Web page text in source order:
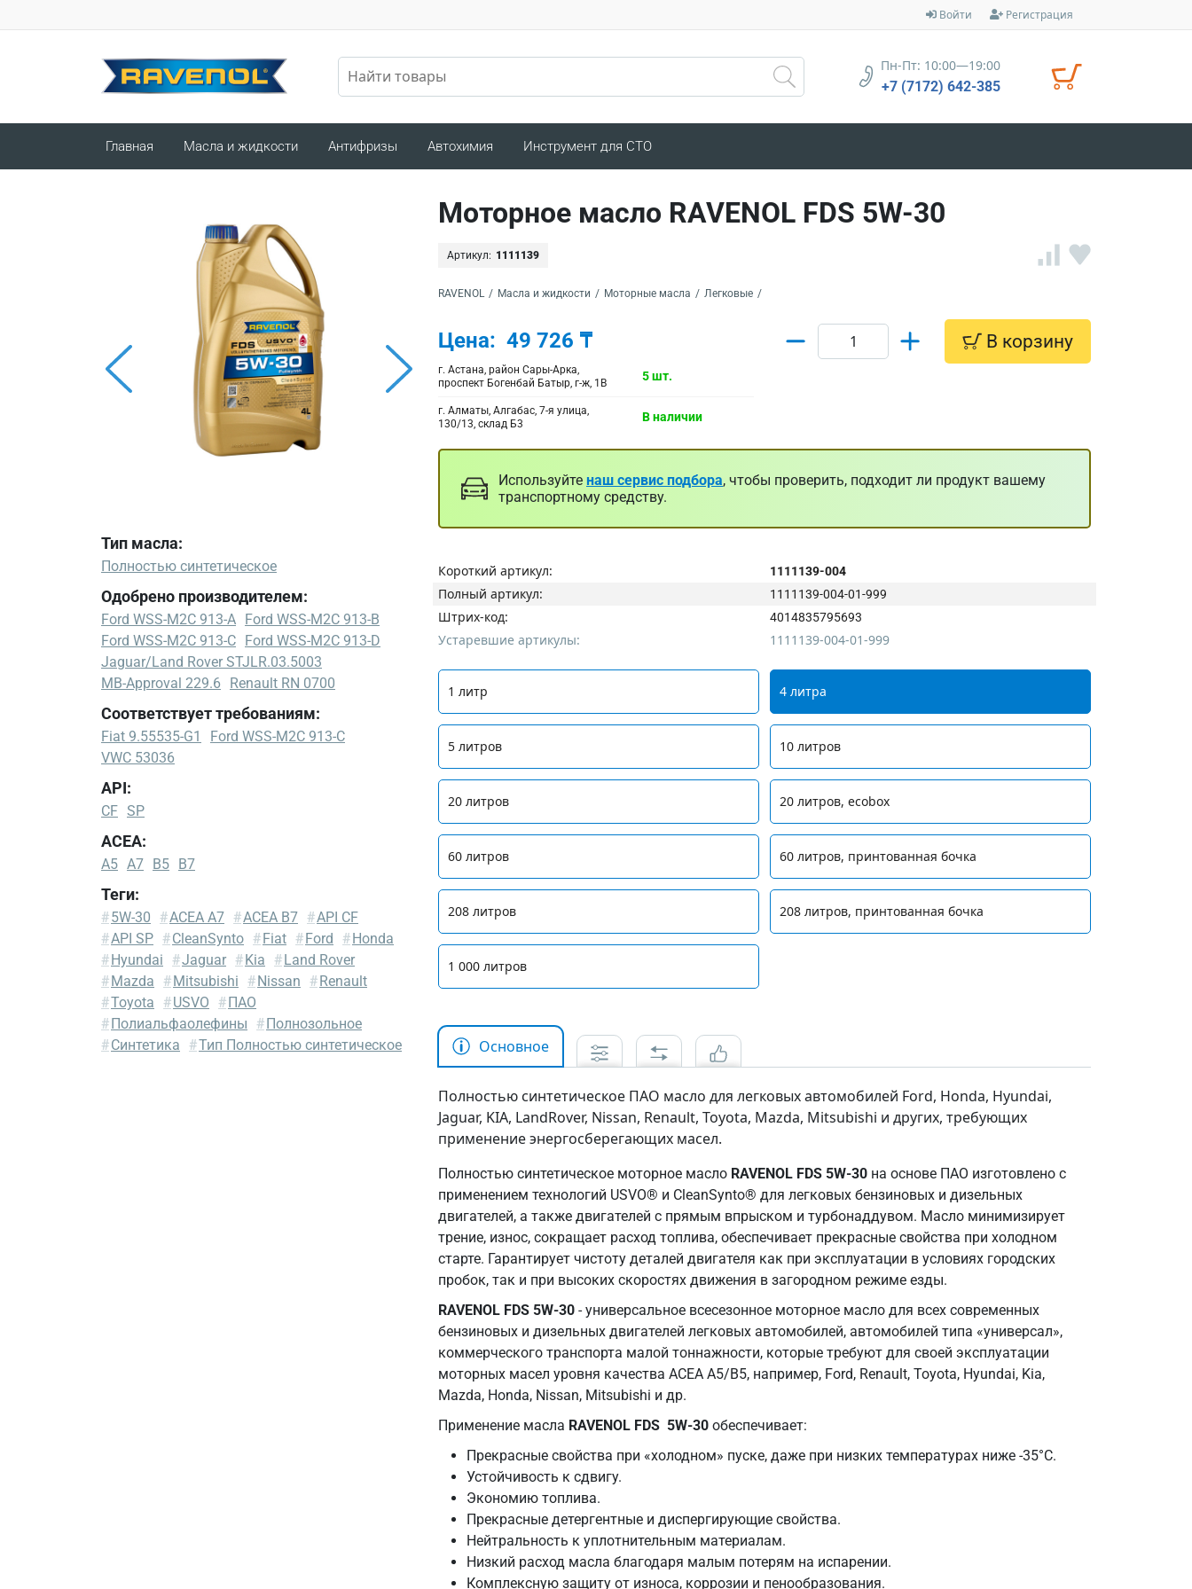
Войти Регистрация
Пн-Пт: 10:00—19:00
+7 (7172) 642-385
Главная Масла и жидкости Антифризы Автохимия Инструмент для СТО
Тип масла:
Полностью синтетическое
Одобрено производителем:
Ford WSS-M2C 913-A Ford WSS-M2C 913-B
Ford WSS-M2C 913-C Ford WSS-M2C 913-D
Jaguar/Land Rover STJLR.03.5003
MB-Approval 229.6
Renault RN 0700
Соответствует требованиям:
Fiat 9.55535-G1
Ford WSS-M2C 913-C
VWC 53036
API:
CF SP
ACEA:
A5 A7 B5 B7
Fiat
9.55535-
G1
Ford
WSS-
M2C
913-
Теги:
#5W-30 #ACEA A7 #ACEA B7 #API CF
#API SP #CleanSynto #Fiat #Ford #Honda
#Hyundai #Jaguar #Kia #Land Rover
#Mazda #Mitsubishi #Nissan #Renault
#Toyota #USVO #ПАО
#Полиальфаолефины #Полнозольное
#Синтетика #Тип Полностью синтетическое
Моторное масло RAVENOL FDS 5W-30
Артикул: 1111139
RAVENOL / Масла и жидкости / Моторные масла / Легковые /
Цена: 49 726 ₸
г. Астана, район Сары-Арка,
проспект Богенбай Батыр, г-ж, 1В
5 шт.
г. Алматы, Алгабас, 7-я улица,
130/13, склад Б3
В наличии
В корзину
Используйте наш сервис подбора, чтобы проверить, подходит ли продукт вашему
транспортному средству.
1 литр 4 литра
5 литров 10 литров
20 литров 20 литров, ecobox
60 литров 60 литров, принтованная бочка
208 литров 208 литров, принтованная бочка
1 000 литров
Короткий артикул: 1111139-004
Полный артикул: 1111139-004-01-999
Штрих-код: 4014835795693
Устаревшие артикулы: 1111139-004-01-999
Основное
Полностью синтетическое ПАО масло для легковых автомобилей Ford, Honda, Hyundai,
Jaguar, KIA, LandRover, Nissan, Renault, Toyota, Mazda, Mitsubishi и других, требующих
применение энергосберегающих масел.
Полностью синтетическое моторное масло RAVENOL FDS 5W-30 на основе ПАО изготовлено с
применением технологий USVO® и CleanSynto® для легковых бензиновых и дизельных
двигателей, а также двигателей с прямым впрыском и турбонаддувом. Масло минимизирует
трение, износ, сокращает расход топлива, обеспечивает прекрасные свойства при холодном
старте. Гарантирует чистоту деталей двигателя как при эксплуатации в условиях городских
пробок, так и при высоких скоростях движения в загородном режиме езды.
RAVENOL FDS 5W-30 - универсальное всесезонное моторное масло для всех современных
бензиновых и дизельных двигателей легковых автомобилей, автомобилей типа «универсал»,
коммерческого транспорта малой тоннажности, которые требуют для своей эксплуатации
моторных масел уровня качества ACEA A5/B5, например, Ford, Renault, Toyota, Hyundai, Kia,
Mazda, Honda, Nissan, Mitsubishi и др.
Применение масла RAVENOL FDS 5W-30 обеспечивает:
Прекрасные свойства при «холодном» пуске, даже при низких температурах ниже -35°C.
Устойчивость к сдвигу.
Экономию топлива.
Прекрасные детергентные и диспергирующие свойства.
Нейтральность к уплотнительным материалам.
Низкий расход масла благодаря малым потерям на испарении.
Комплексную защиту от износа, коррозии и пенообразования.